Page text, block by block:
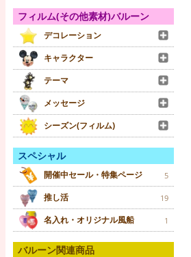
フィルム(その他素材)バルーン
デコレーション
キャラクター
テーマ
メッセージ
シーズン(フィルム)
スペシャル
開催中セール・特集ページ 5
推し活 19
名入れ・オリジナル風船 1
バルーン関連商品